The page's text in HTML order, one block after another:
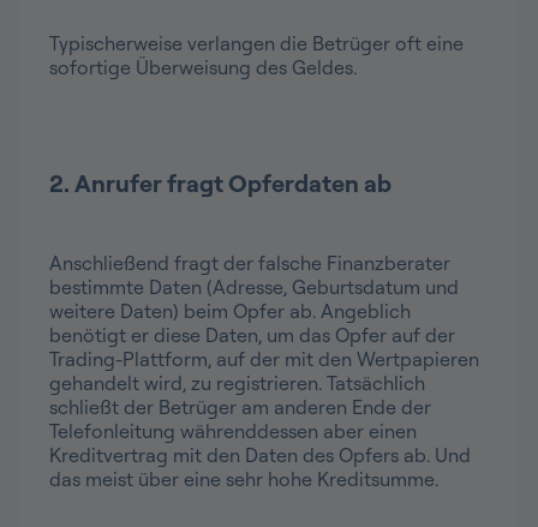
Typischerweise verlangen die Betrüger oft eine
sofortige Überweisung des Geldes.
2. Anrufer fragt Opferdaten ab
Anschließend fragt der falsche Finanzberater
bestimmte Daten (Adresse, Geburtsdatum und
weitere Daten) beim Opfer ab. Angeblich
benötigt er diese Daten, um das Opfer auf der
Trading-Plattform, auf der mit den Wertpapieren
gehandelt wird, zu registrieren. Tatsächlich
schließt der Betrüger am anderen Ende der
Telefonleitung währenddessen aber einen
Kreditvertrag mit den Daten des Opfers ab. Und
das meist über eine sehr hohe Kreditsumme.